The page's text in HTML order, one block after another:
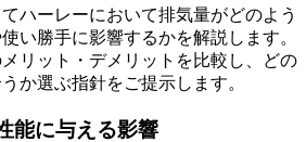
ハーレーにおいて排気量がどのよう
い勝手に影響するかを解説します。
リット・デメリットを比較し、どの
か選ぶ指針をご提示します。
能に与える影響